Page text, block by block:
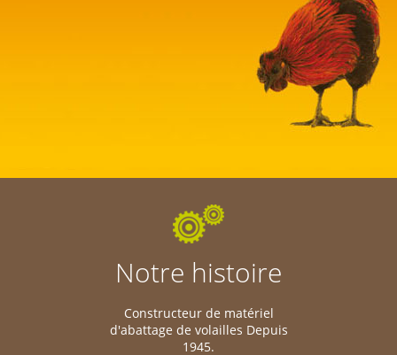
Notre histoire
Constructeur de matériel
d'abattage de volailles Depuis
1945.